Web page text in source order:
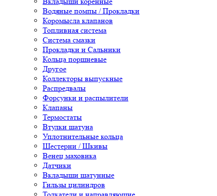
Водяные помпы / Прокладки
Коромысла клапанов
Топливная система
Система смазки
Прокладки и Сальники
Кольца поршневые
Другое
Коллекторы выпускные
Распредвалы
Форсунки и распылители
Клапаны
Термостаты
Втулки шатуна
Уплотнительные кольца
Шестерни / Шкивы
Венец маховика
Датчики
Вкладыши шатунные
Гильзы цилиндров